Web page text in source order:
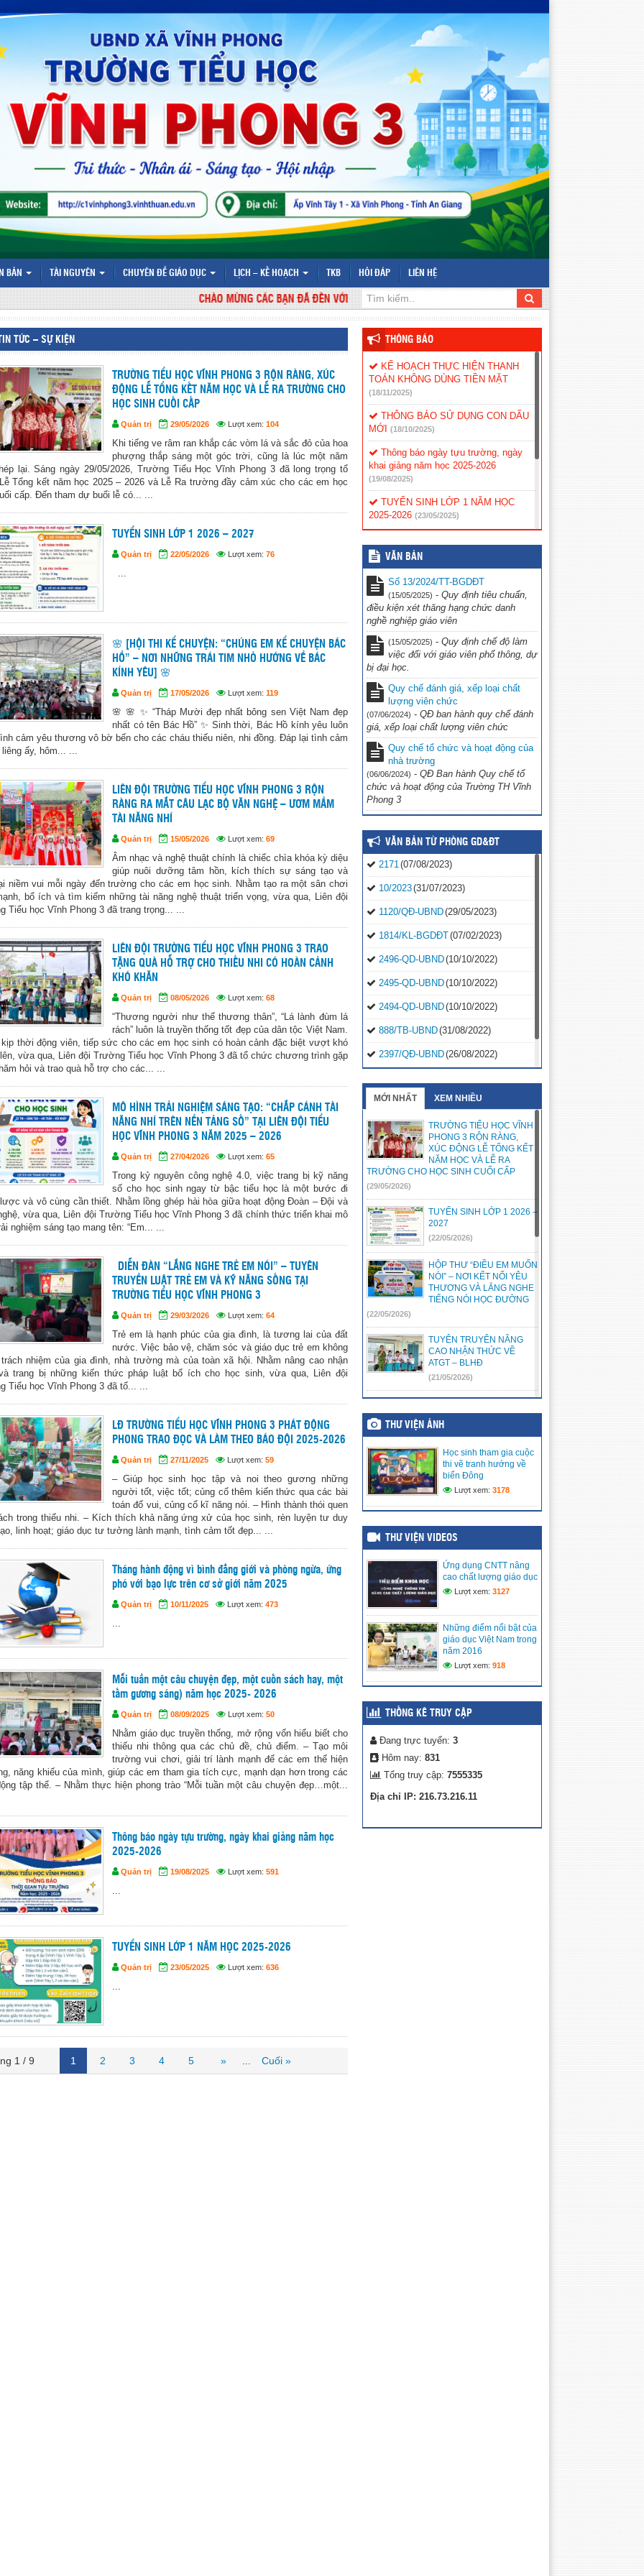
BẢN TÀI NGUYÊN CHUYÊN ĐỀ GIÁO DỤC LỊCH – KẾ HOẠCH TKB HỎI ĐÁP LIÊN HỆ
CHÀO MỪNG CÁC BẠN ĐÃ ĐẾN VỚI WEBSITE TRƯỜNG TIỂU HỌC VĨNH PHONG 3 - ĐỊA CHỈ: ẤP VĨNH TÂY 1 -
TIN TỨC – SỰ KIỆN
TRƯỜNG TIỂU HỌC VĨNH PHONG 3 RỘN RÀNG, XÚC
ĐỘNG LỄ TỔNG KẾT NĂM HỌC VÀ LỄ RA TRƯỜNG CHO
HỌC SINH CUỐI CẤP
Quản trị 29/05/2026 Lượt xem: 104
Khi tiếng ve râm ran khắp các vòm lá và sắc đỏ của hoa
phượng thắp sáng một góc trời, cũng là lúc một năm
lại. Sáng ngày 29/05/2026, Trường Tiểu Học Vĩnh Phong 3 đã long trọng tổ
Tổng kết năm học 2025 – 2026 và Lễ Ra trường đầy cảm xúc cho các em học
cấp. Đến tham dự buổi lễ có... ...
TUYỂN SINH LỚP 1 2026 – 2027
Quản trị 22/05/2026 Lượt xem: 76
...
🌸 [HỘI THI KỂ CHUYỆN: “CHÚNG EM KỂ CHUYỆN BÁC
HỒ” – NƠI NHỮNG TRÁI TIM NHỎ HƯỚNG VỀ BÁC
KÍNH YÊU] 🌸
Quản trị 17/05/2026 Lượt xem: 119
🌸 🌸 ✨ “Tháp Mười đẹp nhất bông sen Việt Nam đẹp
nhất có tên Bác Hồ” ✨ Sinh thời, Bác Hồ kính yêu luôn
cảm yêu thương vô bờ bến cho các cháu thiếu niên, nhi đồng. Đáp lại tình cảm
liêng ấy, hôm... ...
LIÊN ĐỘI TRƯỜNG TIỂU HỌC VĨNH PHONG 3 RỘN
RÀNG RA MẮT CÂU LẠC BỘ VĂN NGHỆ – ƯƠM MẦM
TÀI NĂNG NHÍ
Quản trị 15/05/2026 Lượt xem: 69
Âm nhạc và nghệ thuật chính là chiếc chìa khóa kỳ diệu
giúp nuôi dưỡng tâm hồn, kích thích sự sáng tạo và
niềm vui mỗi ngày đến trường cho các em học sinh. Nhằm tạo ra một sân chơi
bổ ích và tìm kiếm những tài năng nghệ thuật triển vọng, vừa qua, Liên đội
Tiểu học Vĩnh Phong 3 đã trang trọng... ...
LIÊN ĐỘI TRƯỜNG TIỂU HỌC VĨNH PHONG 3 TRAO
TẶNG QUÀ HỖ TRỢ CHO THIẾU NHI CÓ HOÀN CẢNH
KHÓ KHĂN
Quản trị 08/05/2026 Lượt xem: 68
“Thương người như thể thương thân”, “Lá lành đùm lá
rách” luôn là truyền thống tốt đẹp của dân tộc Việt Nam.
kịp thời động viên, tiếp sức cho các em học sinh có hoàn cảnh đặc biệt vượt khó
vừa qua, Liên đội Trường Tiểu học Vĩnh Phong 3 đã tổ chức chương trình gặp
hỏi và trao quà hỗ trợ cho các... ...
MÔ HÌNH TRẢI NGHIỆM SÁNG TẠO: “CHẮP CÁNH TÀI
NĂNG NHÍ TRÊN NỀN TẢNG SỐ” TẠI LIÊN ĐỘI TIỂU
HỌC VĨNH PHONG 3 NĂM 2025 – 2026
Quản trị 27/04/2026 Lượt xem: 65
Trong kỷ nguyên công nghệ 4.0, việc trang bị kỹ năng
số cho học sinh ngay từ bậc tiểu học là một bước đi
và vô cùng cần thiết. Nhằm lồng ghép hài hòa giữa hoạt động Đoàn – Đội và
vừa qua, Liên đội Trường Tiểu học Vĩnh Phong 3 đã chính thức triển khai mô
nghiệm sáng tạo mang tên: “Em... ...
DIỄN ĐÀN “LẮNG NGHE TRẺ EM NÓI” – TUYÊN
TRUYỀN LUẬT TRẺ EM VÀ KỸ NĂNG SỐNG TẠI
TRƯỜNG TIỂU HỌC VĨNH PHONG 3
Quản trị 29/03/2026 Lượt xem: 64
Trẻ em là hạnh phúc của gia đình, là tương lai của đất
nước. Việc bảo vệ, chăm sóc và giáo dục trẻ em không
nhiệm của gia đình, nhà trường mà của toàn xã hội. Nhằm nâng cao nhận
trang bị những kiến thức pháp luật bổ ích cho học sinh, vừa qua, Liên đội
Tiểu học Vĩnh Phong 3 đã tổ... ...
LĐ TRƯỜNG TIỂU HỌC VĨNH PHONG 3 PHÁT ĐỘNG
PHONG TRAO ĐỌC VÀ LÀM THEO BÁO ĐỘI 2025-2026
Quản trị 27/11/2025 Lượt xem: 59
– Giúp học sinh học tập và noi theo gương những
người tốt, việc tốt; củng cố thêm kiến thức qua các bài
toán đố vui, củng cố kĩ năng nói. – Hình thành thói quen
trong thiếu nhi. – Kích thích khả năng ứng xử của học sinh, rèn luyện tư duy
linh hoạt; giáo dục tư tưởng lành mạnh, tình cảm tốt đẹp... ...
Tháng hành động vì bình đẳng giới và phòng ngừa, ứng
phó với bạo lực trên cơ sở giới năm 2025
Quản trị 10/11/2025 Lượt xem: 473
...
Mỗi tuần một câu chuyện đẹp, một cuốn sách hay, một
tấm gương sáng) năm học 2025- 2026
Quản trị 08/09/2025 Lượt xem: 50
Nhằm giáo dục truyền thống, mở rộng vốn hiểu biết cho
thiếu nhi thông qua các chủ đề, chủ điểm. – Tạo môi
trường vui chơi, giải trí lành mạnh để các em thể hiện
năng khiếu của mình, giúp các em tham gia tích cực, mạnh dạn hơn trong các
tập thể. – Nhằm thực hiện phong trào “Mỗi tuần một câu chuyện đẹp…một...
Thông báo ngày tựu trường, ngày khai giảng năm học
2025-2026
Quản trị 19/08/2025 Lượt xem: 591
...
TUYỂN SINH LỚP 1 NĂM HỌC 2025-2026
Quản trị 23/05/2025 Lượt xem: 636
...
1 / 9 1 2 3 4 5 » Cuối »
THÔNG BÁO
KẾ HOẠCH THỰC HIỆN THANH
TOÁN KHÔNG DÙNG TIỀN MẶT
(18/11/2025)
THÔNG BÁO SỬ DỤNG CON DẤU
MỚI
(18/10/2025)
Thông báo ngày tựu trường, ngày
khai giảng năm học 2025-2026
(19/08/2025)
TUYỂN SINH LỚP 1 NĂM HỌC
2025-2026 (23/05/2025)
(12/02/2025)
Phân công tiếp công dân
Nội quy tiếp công dân (12/02/2025)
Quy chế tiếp công dân
VĂN BẢN
Số 13/2024/TT-BGDĐT
(15/05/2025) - Quy định tiêu chuẩn,
điều kiện xét thăng hạng chức danh
nghề nghiệp giáo viên
(15/05/2025) - Quy định chế độ làm
việc đối với giáo viên phổ thông, dự
bị đại học.
Quy chế đánh giá, xếp loại chất
lượng viên chức
(07/06/2024) - QĐ ban hành quy chế đánh
giá, xếp loại chất lượng viên chức
Quy chế tổ chức và hoạt động của
nhà trường
(06/06/2024) - QĐ Ban hành Quy chế tổ
chức và hoạt động của Trường TH Vĩnh
Phong 3
VĂN BẢN TỪ PHÒNG GD&ĐT
2171(07/08/2023)
10/2023(31/07/2023)
1120/QĐ-UBND(29/05/2023)
1814/KL-BGDĐT(07/02/2023)
2496-QD-UBND(10/10/2022)
2495-QD-UBND(10/10/2022)
2494-QD-UBND(10/10/2022)
888/TB-UBND(31/08/2022)
2397/QĐ-UBND(26/08/2022)
MỚI NHẤT XEM NHIỀU
TRƯỜNG TIỂU HỌC VĨNH
PHONG 3 RỘN RÀNG,
XÚC ĐỘNG LỄ TỔNG KẾT
NĂM HỌC VÀ LỄ RA
TRƯỜNG CHO HỌC SINH CUỐI CẤP
(29/05/2026)
TUYỂN SINH LỚP 1 2026 –
2027
(22/05/2026)
HỘP THƯ “ĐIỀU EM MUỐN
NÓI” – NƠI KẾT NỐI YÊU
THƯƠNG VÀ LẮNG NGHE
TIẾNG NÓI HỌC ĐƯỜNG
(22/05/2026)
TUYÊN TRUYÊN NÂNG
CAO NHẬN THỨC VỀ
ATGT – BLHĐ
(21/05/2026)
“CHÚNG EM KỂ CHUYỆN
BÁC HỒ” – NƠI NHỮNG
TRÁI TIM NHỎ HƯỚNG VỀ
BÁC KÍNH YÊU] 🌸
(17/05/2026)
LIÊN ĐỘI TRƯỜNG TIỂU
RÀNG RA MẮT CÂU LẠC
MẦM TÀI NĂNG NHÍ
(15/05/2026)
LIÊN ĐỘI TRƯỜNG TIỂU
HỌC VĨNH PHONG 3 TRAO
TẶNG QUÀ HỖ TRỢ CHO
THIẾU NHI CÓ HOÀN
CẢNH KHÓ KHĂN
(08/05/2026)
MÔ HÌNH TRẢI NGHIỆM
SÁNG TẠO: “CHẮP CÁNH
TÀI NĂNG NHÍ TRÊN NỀN
TIỂU HỌC VĨNH PHONG 3 NĂM 2025 –
2026
THƯ VIỆN ẢNH
Học sinh tham gia cuộc
thi vẽ tranh hướng về
biển Đông
Lượt xem: 3178
THƯ VIỆN VIDEOS
Ứng dụng CNTT nâng
cao chất lượng giáo dục
Lượt xem: 3127
Những điểm nổi bật của
giáo dục Việt Nam trong
năm 2016
Lượt xem: 918
THỐNG KÊ TRUY CẬP
Đang trực tuyến: 3
Hôm nay: 831
Tổng truy cập: 7555335
Địa chỉ IP: 216.73.216.11